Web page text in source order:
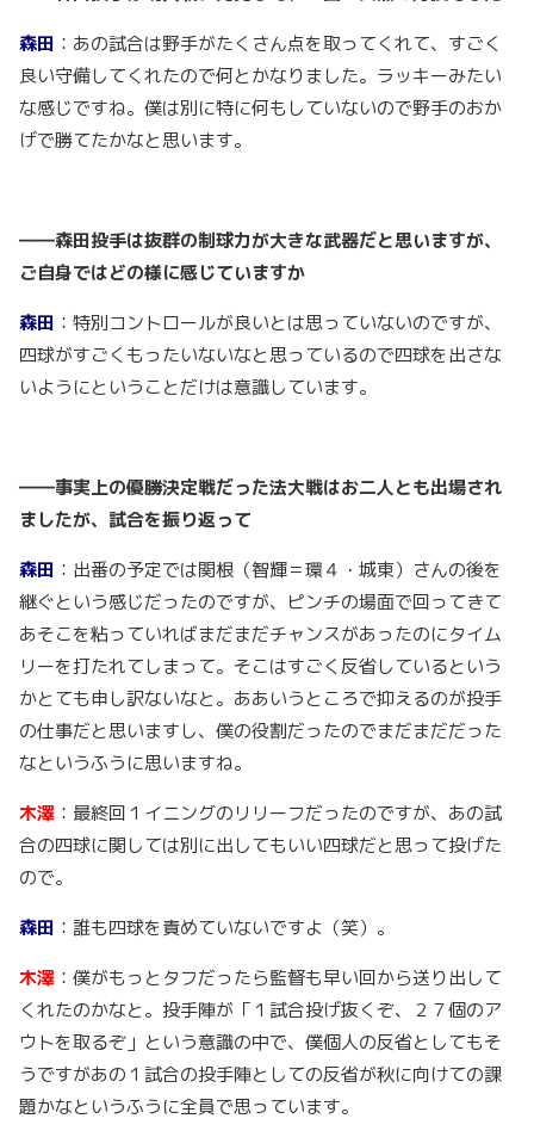
森田 ：あの試合は野手がたくさん点を取ってくれて、すごく
良い守備してくれたので何とかなりました。ラッキーみたい
な感じですね。僕は別に特に何もしていないので野手のおか
げで勝てたかなと思います。
――森田投手は抜群の制球力が大きな武器だと思いますが、
ご自身ではどの様に感じていますか
森田 ：特別コントロールが良いとは思っていないのですが、
四球がすごくもったいないなと思っているので四球を出さな
いようにということだけは意識しています。
――事実上の優勝決定戦だった法大戦はお二人とも出場され
ましたが、試合を振り返って
森田 ：出番の予定では関根（智輝＝環４・城東）さんの後を
継ぐという感じだったのですが、ピンチの場面で回ってきて
あそこを粘っていればまだまだチャンスがあったのにタイム
リーを打たれてしまって。そこはすごく反省しているという
かとても申し訳ないなと。ああいうところで抑えるのが投手
の仕事だと思いますし、僕の役割だったのでまだまだだった
なというふうに思いますね。
木澤 ：最終回１イニングのリリーフだったのですが、あの試
合の四球に関しては別に出してもいい四球だと思って投げた
ので。
森田 ：誰も四球を責めていないですよ（笑）。
木澤 ：僕がもっとタフだったら監督も早い回から送り出して
くれたのかなと。投手陣が「１試合投げ抜くぞ、２７個のア
ウトを取るぞ」という意識の中で、僕個人の反省としてもそ
うですがあの１試合の投手陣としての反省が秋に向けての課
題かなというふうに全員で思っています。